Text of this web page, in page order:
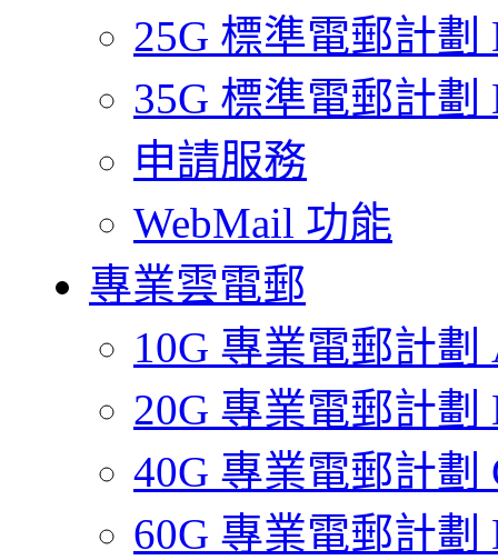
25G 標準電郵計劃
35G 標準電郵計劃
申請服務
WebMail 功能
專業雲電郵
10G 專業電郵計劃
20G 專業電郵計劃
40G 專業電郵計劃
60G 專業電郵計劃